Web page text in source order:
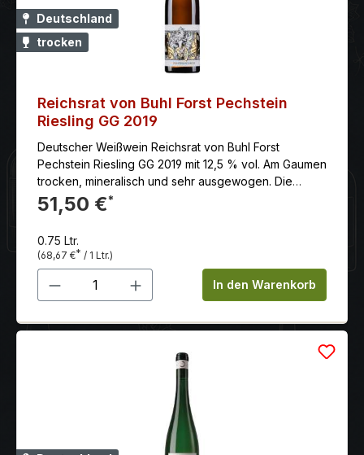
Deutschland
trocken
Reichsrat von Buhl Forst Pechstein
Riesling GG 2019
Deutscher Weißwein Reichsrat von Buhl Forst
Pechstein Riesling GG 2019 mit 12,5 % vol. Am Gaumen
trocken, mineralisch und sehr ausgewogen. Die
Säure ist lebendig und verleiht dem Wein Frische und
Länge.
51,50 €*
0.75 Ltr.
(68,67 €* / 1 Ltr.)
Produkt Anzahl: Gib denIn den Warenkorb